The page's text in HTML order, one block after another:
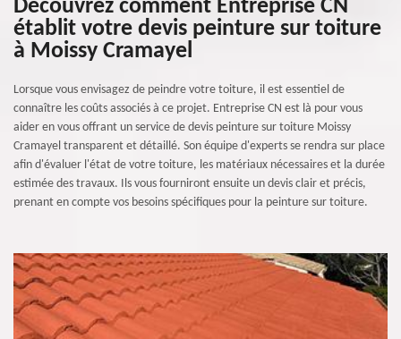
Découvrez comment Entreprise CN
établit votre devis peinture sur toiture
à Moissy Cramayel
Lorsque vous envisagez de peindre votre toiture, il est essentiel de
connaître les coûts associés à ce projet. Entreprise CN est là pour vous
aider en vous offrant un service de devis peinture sur toiture Moissy
Cramayel transparent et détaillé. Son équipe d'experts se rendra sur place
afin d'évaluer l'état de votre toiture, les matériaux nécessaires et la durée
estimée des travaux. Ils vous fourniront ensuite un devis clair et précis,
prenant en compte vos besoins spécifiques pour la peinture sur toiture.